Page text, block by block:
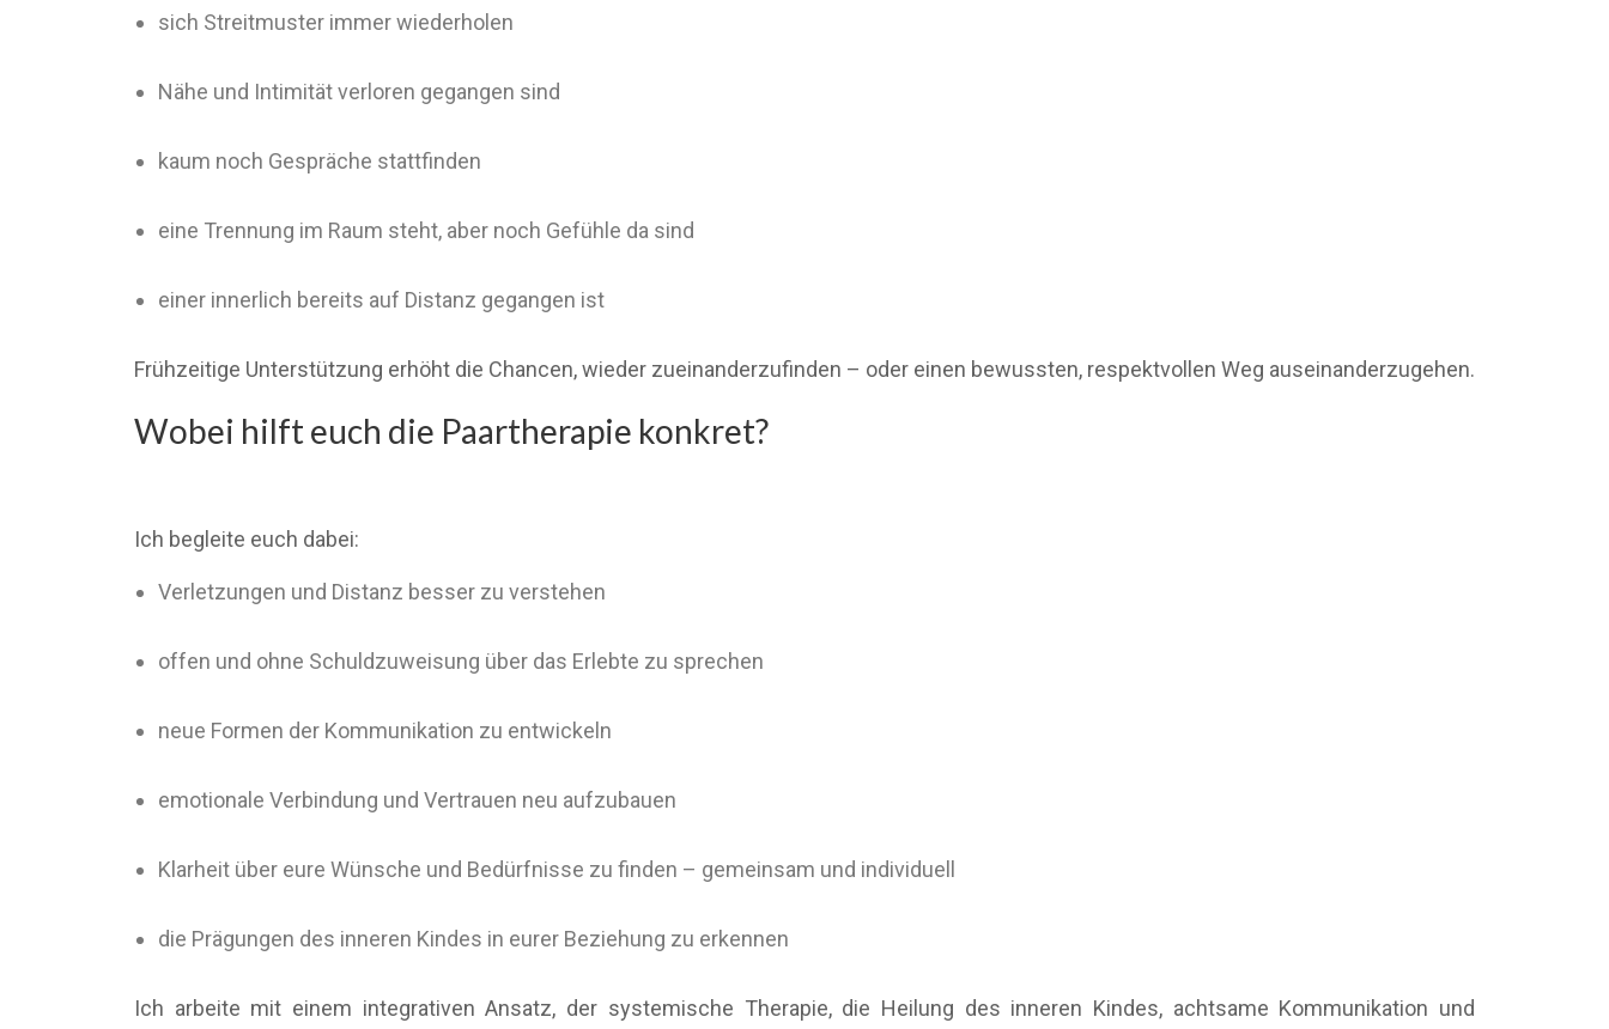
sich Streitmuster immer wiederholen
Nähe und Intimität verloren gegangen sind
kaum noch Gespräche stattfinden
eine Trennung im Raum steht, aber noch Gefühle da sind
einer innerlich bereits auf Distanz gegangen ist
Frühzeitige Unterstützung erhöht die Chancen, wieder zueinanderzufinden – oder einen bewussten, respektvollen Weg auseinanderzugehen.
Wobei hilft euch die Paartherapie konkret?
Ich begleite euch dabei:
Verletzungen und Distanz besser zu verstehen
offen und ohne Schuldzuweisung über das Erlebte zu sprechen
neue Formen der Kommunikation zu entwickeln
emotionale Verbindung und Vertrauen neu aufzubauen
Klarheit über eure Wünsche und Bedürfnisse zu finden – gemeinsam und individuell
die Prägungen des inneren Kindes in eurer Beziehung zu erkennen
Ich arbeite mit einem integrativen Ansatz, der systemische Therapie, die Heilung des inneren Kindes, achtsame Kommunikation und